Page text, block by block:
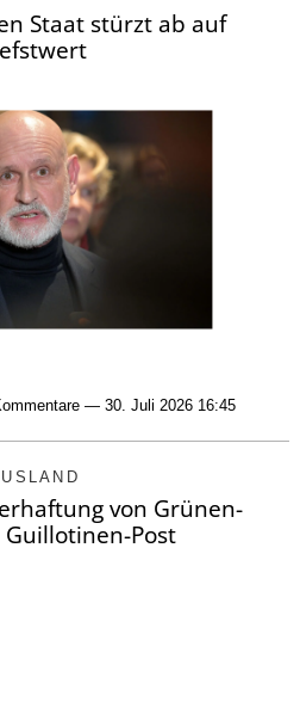
Staat stürzt ab auf
— 30. Juli 2026 16:45
von Grünen-
Guillotinen-Post